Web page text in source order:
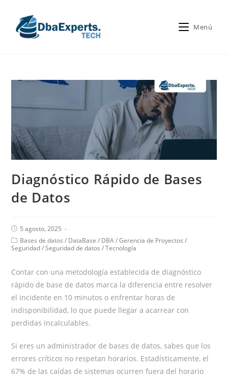
Menú
Diagnóstico Rápido de Bases
de Datos
5 agosto, 2025
Bases de datos / DataBase / DBA/Gerencia de Proyectos /
Seguridad/Seguridad de datos /Tecnología
Contar con una metodología establecida de diagnóstico
rápido de base de datos marca la diferencia entre resolver
el incidente en 10 minutos o enfrentar horas de
indisponibilidad, lo que puede llegar a acarrear con
perdidas incalculables.
Si eres un administrador de bases de datos, sabes que los
errores críticos no respetan horarios. Estadísticamente, el
67% de las caídas de sistemas ocurren fuera del horario